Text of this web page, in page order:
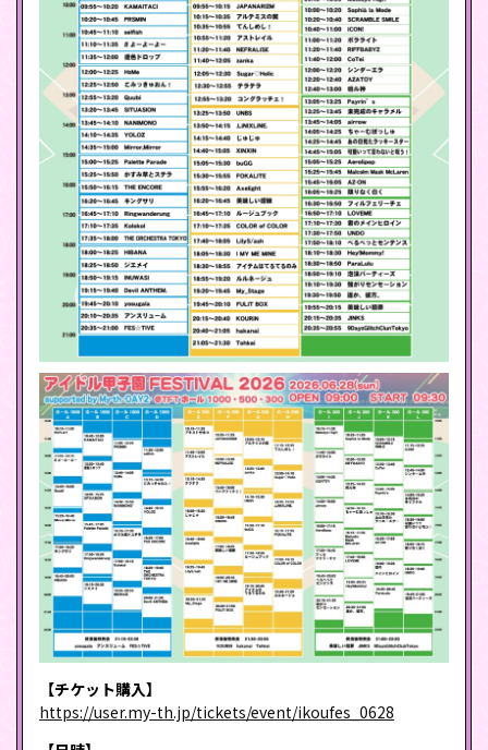
【チケット購入】
https://user.my-th.jp/tickets/event/ikoufes_0628